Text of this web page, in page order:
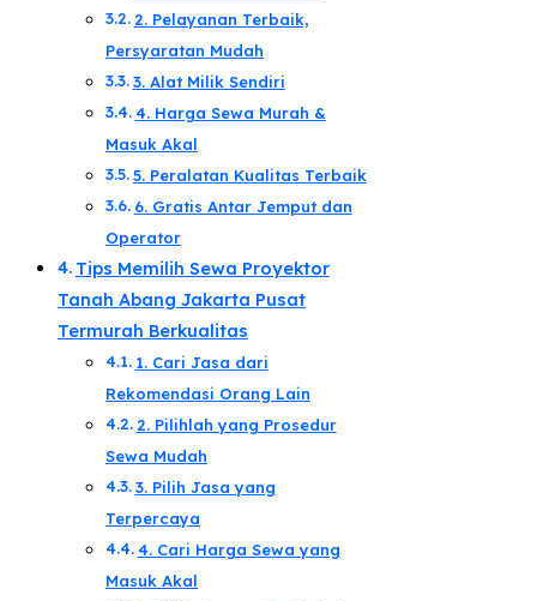
2. Pelayanan Terbaik,
Persyaratan Mudah​
3. Alat Milik Sendiri​
​4. Harga Sewa Murah &
Masuk Akal​
5. Peralatan Kualitas Terbaik​
6. Gratis Antar Jemput dan
Operator​
Tips Memilih Sewa Proyektor
Tanah Abang Jakarta Pusat
Termurah Berkualitas​
1. Cari Jasa dari
Rekomendasi Orang Lain​
2. Pilihlah yang Prosedur
Sewa Mudah​
3. Pilih Jasa yang
Terpercaya​
4. Cari Harga Sewa yang
Masuk Akal​